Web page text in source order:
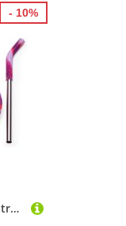
Klean Kanteen Kinder Cup Straw Lid 2er Pack
- 10%